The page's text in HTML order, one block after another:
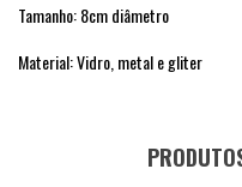
Tamanho: 8cm diâmetro
Material: Vidro, metal e gliter